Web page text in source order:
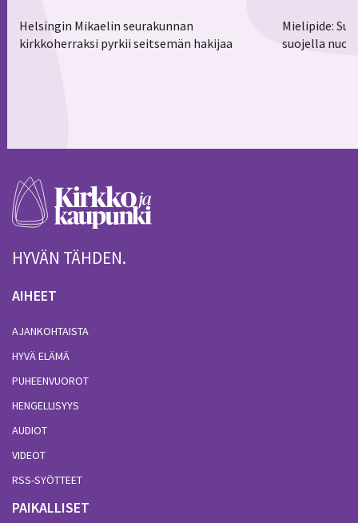
Helsingin Mikaelin seurakunnan
kirkkoherraksi pyrkii seitsemän hakijaa
Mielipide:
suojella
HYVÄN TÄHDEN.
AIHEET
AJANKOHTAISTA
HYVÄ ELÄMÄ
PUHEENVUOROT
HENGELLISYYS
AUDIOT
VIDEOT
RSS-SYÖTTEET
PAIKALLISET